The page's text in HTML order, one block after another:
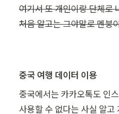
여기서 또 개인이랑 단체로
처음 알고는 그야말로 멘붕
중국 여행 데이터 이용
중국에서는 카카오톡도 인
사용할 수 없다는 사실 알고